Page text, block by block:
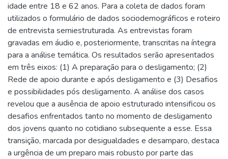
idade entre 18 e 62 anos. Para a coleta de dados foram
utilizados o formulário de dados sociodemográficos e roteiro
de entrevista semiestruturada. As entrevistas foram
gravadas em áudio e, posteriormente, transcritas na íntegra
para a análise temática. Os resultados serão apresentados
em três eixos: (1) A preparação para o desligamento; (2)
Rede de apoio durante e após desligamento e (3) Desafios
e possibilidades pós desligamento. A análise dos casos
revelou que a ausência de apoio estruturado intensificou os
desafios enfrentados tanto no momento de desligamento
dos jovens quanto no cotidiano subsequente a esse. Essa
transição, marcada por desigualdades e desamparo, destaca
a urgência de um preparo mais robusto por parte das